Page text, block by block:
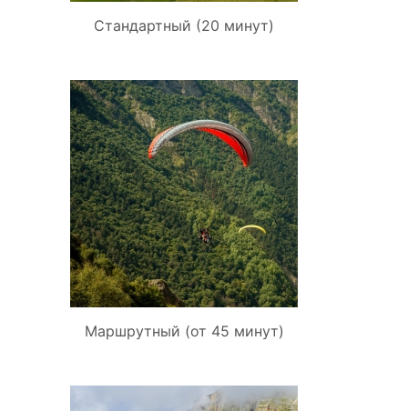
Стандартный (20 минут)
Маршрутный (от 45 минут)